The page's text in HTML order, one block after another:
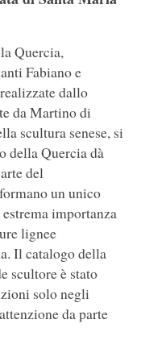
Quercia,
Fabiano e
dallo
da Martino di
scultura senese, si
della Quercia dà
del
un unico
importanza
lignee
Il catalogo della
scultore è stato
solo negli
da parte